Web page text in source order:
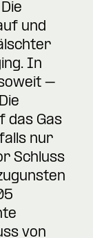
und
In
–
das Gas
nur
Schluss
von